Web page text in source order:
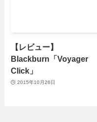
【レビュー】
Blackburn「Voyager
Click」
2015年10月26日